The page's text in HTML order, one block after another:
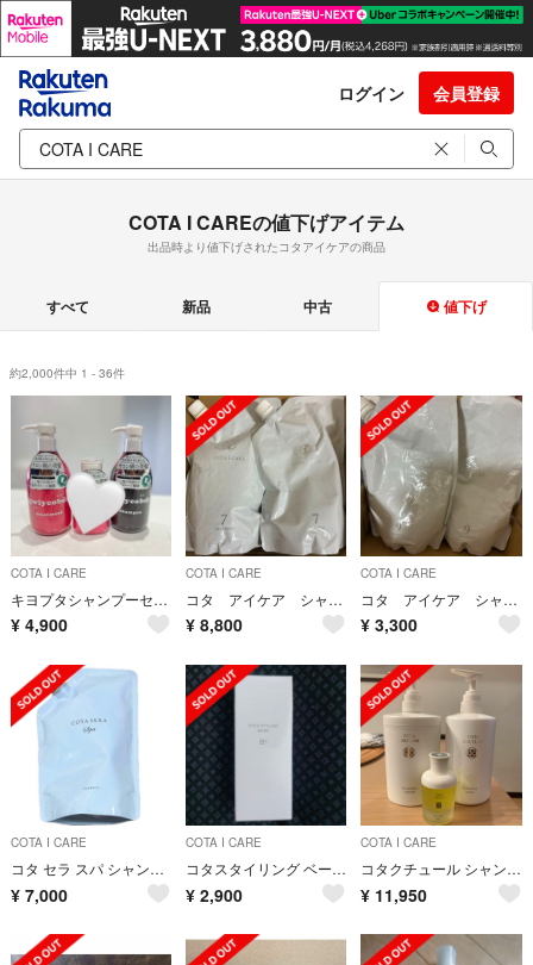
ログイン 会員登録
COTA I CAREの値下げアイテム
出品時より値下げされたコタアイケアの商品
すべて 新品 中古 値下げ
約2,000件中 1 - 36件
COTA I CARE
キヨプタシャンプーセット
¥ 4,900
COTA I CARE
コタ アイケア シャンプー トリートメント 7
¥ 8,800
COTA I CARE
コタ アイケア シャンプー トリートメント 9
¥ 3,300
COTA I CARE
コタ セラ スパ シャンプー 750ml 詰め替え用
¥ 7,000
COTA I CARE
コタスタイリング ベース B7
¥ 2,900
COTA I CARE
コタクチュール シャンプー トリートメント フランネル 600ml
¥ 11,950